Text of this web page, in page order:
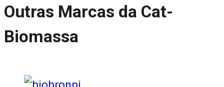
Outras Marcas da Cat-
Biomassa